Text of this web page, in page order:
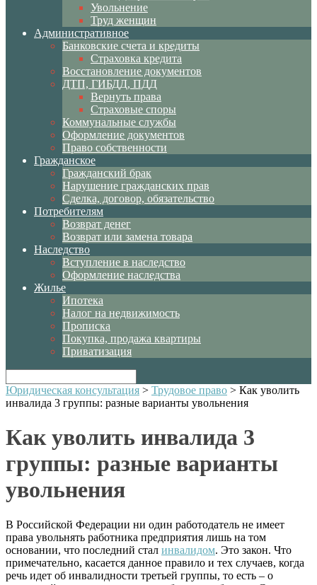
Увольнение
Труд женщин
Административное
Банковские счета и кредиты
Страховка кредита
Восстановление документов
ДТП, ГИБДД, ПДД
Вернуть права
Страховые споры
Коммунальные службы
Оформление документов
Право собственности
Гражданское
Гражданский брак
Нарушение гражданских прав
Сделка, договор, обязательство
Потребителям
Возврат денег
Возврат или замена товара
Наследство
Вступление в наследство
Оформление наследства
Жилье
Ипотека
Налог на недвижимость
Прописка
Покупка, продажа квартиры
Приватизация
Юридическая консультация > Трудовое право > Как уволить
инвалида 3 группы: разные варианты увольнения
Как уволить инвалида 3
группы: разные варианты
увольнения
В Российской Федерации ни один работодатель не имеет
права увольнять работника предприятия лишь на том
основании, что последний стал инвалидом. Это закон. Что
примечательно, касается данное правило и тех случаев, когда
речь идет об инвалидности третьей группы, то есть – о